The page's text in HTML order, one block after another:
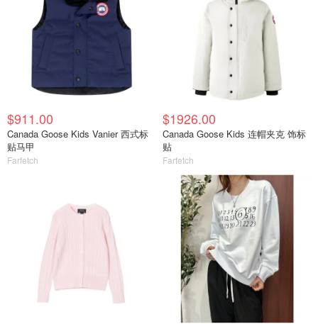
$911.00
Canada Goose Kids Vanier 西式标
贴马甲
Farfetch
$1926.00
Canada Goose Kids 连帽夹克 饰标
贴
Farfetch